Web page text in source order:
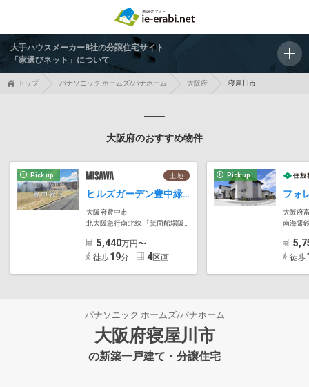
大手ハウスメーカー8社の分譲住宅サイト
「家選びネット」について
トップ パナソニック ホームズ/パナホーム 大阪府 寝屋川市
大阪府のおすすめ物件
Pick up 土 地
ヒルズガーデン豊中緑丘
大阪府豊中市
北大阪急行南北線 「箕面船場阪大前」駅
5,440万円〜
徒歩19分 4区画
Pick up
大阪府
南海電
徒歩
パナソニック ホームズ/パナホーム
大阪府寝屋川市
の新築一戸建て・分譲住宅